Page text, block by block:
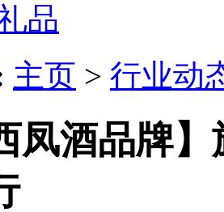
品
主页 > 行业动
凤酒品牌